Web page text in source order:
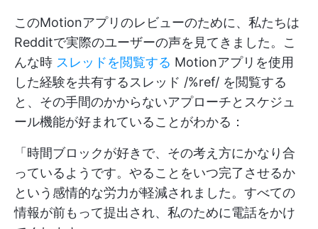
このMotionアプリのレビューのために、私たちは
Redditで実際のユーザーの声を見てきました。こ
んな時 スレッドを閲覧する Motionアプリを使用
した経験を共有するスレッド /%ref/ を閲覧する
と、その手間のかからないアプローチとスケジュ
ール機能が好まれていることがわかる：
「時間ブロックが好きで、その考え方にかなり合
っているようです。やることをいつ完了させるか
という感情的な労力が軽減されました。すべての
情報が前もって提出され、私のために電話をかけ